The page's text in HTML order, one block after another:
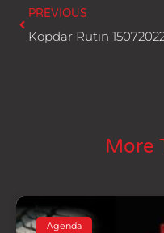
PREVIOUS
Kopdar Rutin
More
Agenda